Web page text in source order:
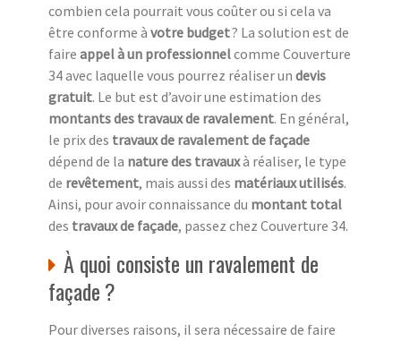
combien cela pourrait vous coûter ou si cela va
être conforme à votre budget? La solution est de
faire appel à un professionnelcomme Couverture
34 avec laquelle vous pourrez réaliser un devis
gratuit. Le but est d’avoir une estimation des
montants des travaux de ravalement. En général,
le prix des travaux de ravalement de façade
dépend de la nature des travauxà réaliser, le type
de revêtement, mais aussi des matériaux utilisés.
Ainsi, pour avoir connaissance du montant total
des travaux de façade, passez chez Couverture 34.
À quoi consiste un ravalement de
façade ?
Pour diverses raisons, il sera nécessaire de faire